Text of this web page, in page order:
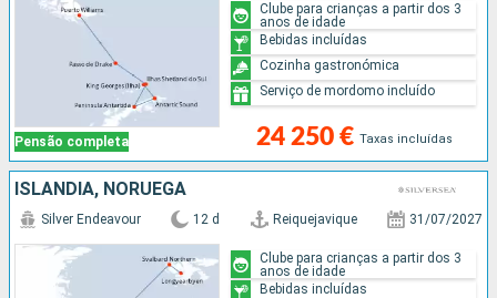
Pensão completa 24 250 € Taxas incluídas
Clube para crianças a partir dos 3
anos de idade
Bebidas incluídas
Cozinha gastronómica
Serviço de mordomo incluído
ISLÂNDIA, NORUEGA
Silver Endeavour 12 d Reiquejavique 31/07/2027
Clube para crianças a partir dos 3
anos de idade
Bebidas incluídas